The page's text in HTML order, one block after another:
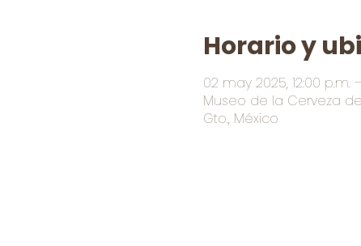
Horario y
02 may 2025, 12:00 p.m.
Museo de la Cerveza
Gto., México